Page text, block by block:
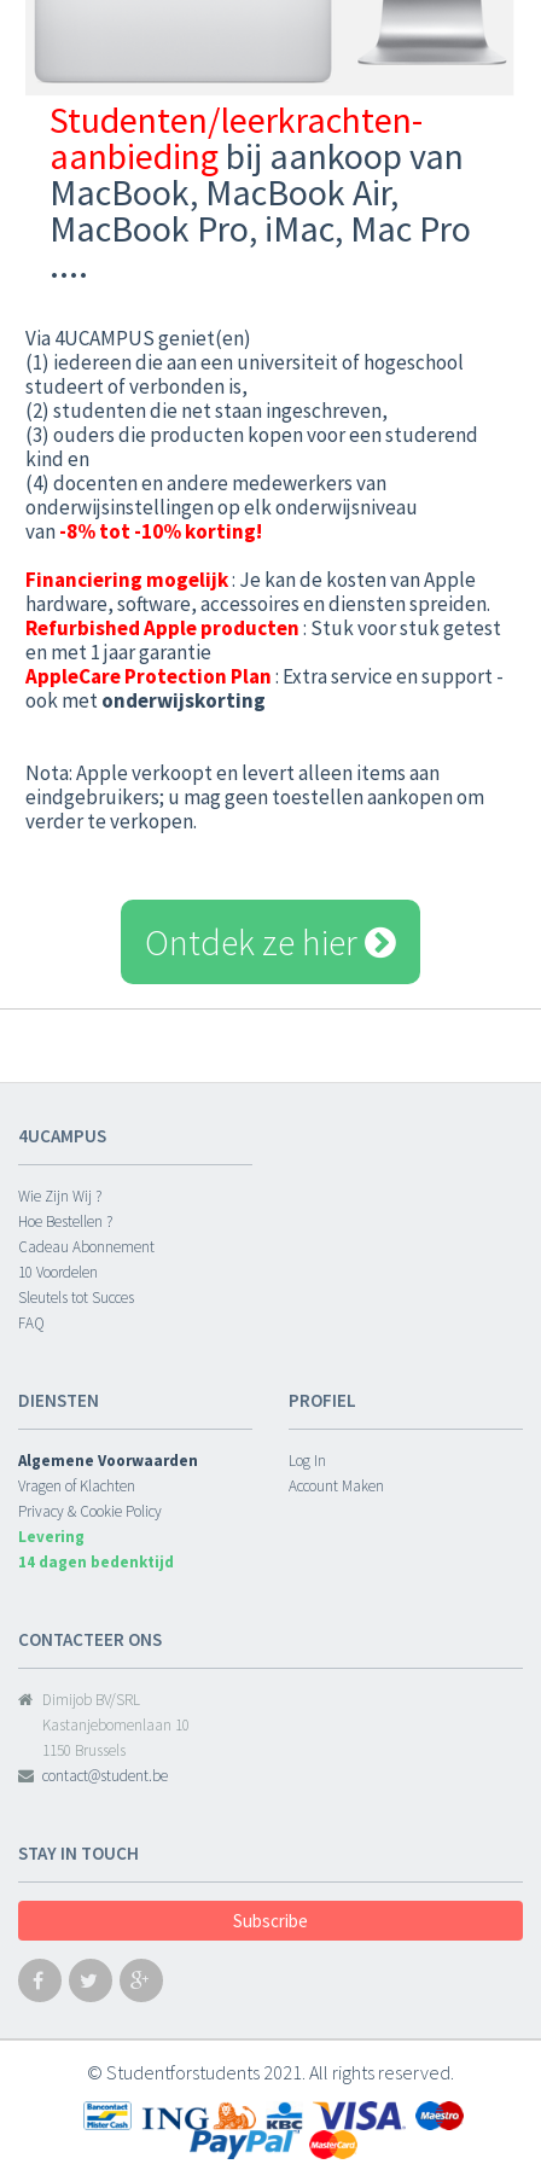
Studenten/leerkrachten-
aanbieding bij aankoop van
MacBook, MacBook Air,
MacBook Pro, iMac, Mac Pro
....
Via 4UCAMPUS geniet(en)
(1) iedereen die aan een universiteit of hogeschool
studeert of verbonden is,
(2) studenten die net staan ingeschreven,
(3) ouders die producten kopen voor een studerend
kind en
(4) docenten en andere medewerkers van
onderwijsinstellingen op elk onderwijsniveau
van-8% tot -10% korting!
Financiering mogelijk: Je kan de kosten van Apple
hardware, software, accessoires en diensten spreiden.
Refurbished Apple producten: Stuk voor stuk getest
en met 1 jaar garantie
AppleCare Protection Plan: Extra service en support -
ook metonderwijskorting
Nota: Apple verkoopt en levert alleen items aan
eindgebruikers; u mag geen toestellen aankopen om
verder te verkopen.
Ontdek ze hier
4UCAMPUS
Wie Zijn Wij ?
Hoe Bestellen ?
Cadeau Abonnement
10 Voordelen
Sleutels tot Succes
FAQ
DIENSTEN
Algemene Voorwaarden
Vragen of Klachten
Privacy & Cookie Policy
Levering
14 dagen bedenktijd
PROFIEL
Log In
Account Maken
CONTACTEER ONS
Dimijob BV/SRL
Kastanjebomenlaan 10
1150 Brussels
contact@student.be
STAY IN TOUCH
Subscribe
© Studentforstudents 2021. All rights reserved.